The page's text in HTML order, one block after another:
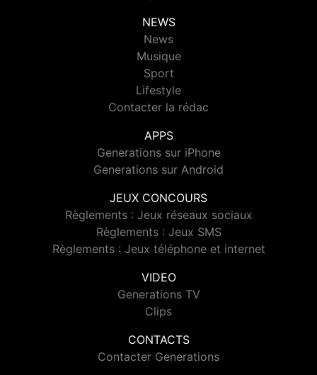
NEWS
News
Musique
Sport
Lifestyle
Contacter la rédac
APPS
Generations sur iPhone
Generations sur Android
JEUX CONCOURS
Règlements : Jeux réseaux sociaux
Règlements : Jeux SMS
Règlements : Jeux téléphone et internet
VIDEO
Generations TV
Clips
CONTACTS
Contacter Generations